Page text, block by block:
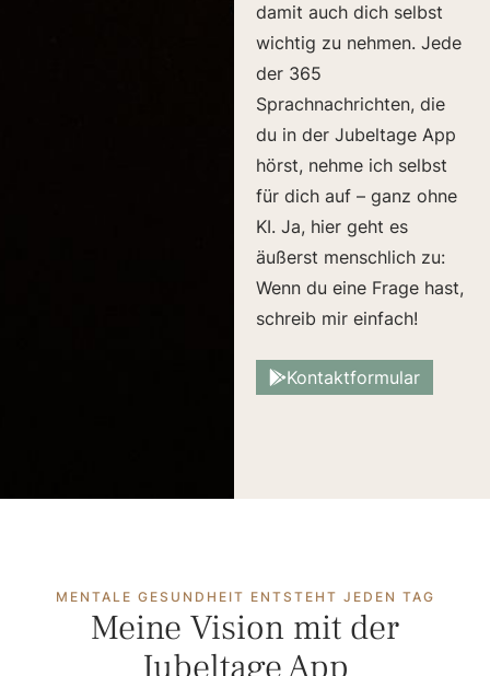
damit auch dich selbst
wichtig zu nehmen. Jede
der 365
Sprachnachrichten, die
du in der Jubeltage App
hörst, nehme ich selbst
für dich auf – ganz ohne
KI. Ja, hier geht es
äußerst menschlich zu:
Wenn du eine Frage hast,
schreib mir einfach!
Kontaktformular
MENTALE GESUNDHEIT ENTSTEHT JEDEN TAG
Meine Vision mit der